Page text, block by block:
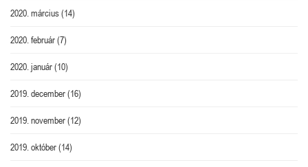
2020. március(14)
2020. február(7)
2020. január(10)
2019. december(16)
2019. november(12)
2019. október(14)